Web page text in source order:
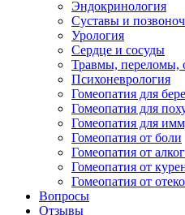
Эндокринология
Суставы и
Урология
Сердце и сосуды
Травмы, переломы,
Психоневрология
Гомеопатия для
Гомеопатия для
Гомеопатия для
Гомеопатия от боли
Гомеопатия от
Гомеопатия от
Гомеопатия от
Вопросы
Отзывы